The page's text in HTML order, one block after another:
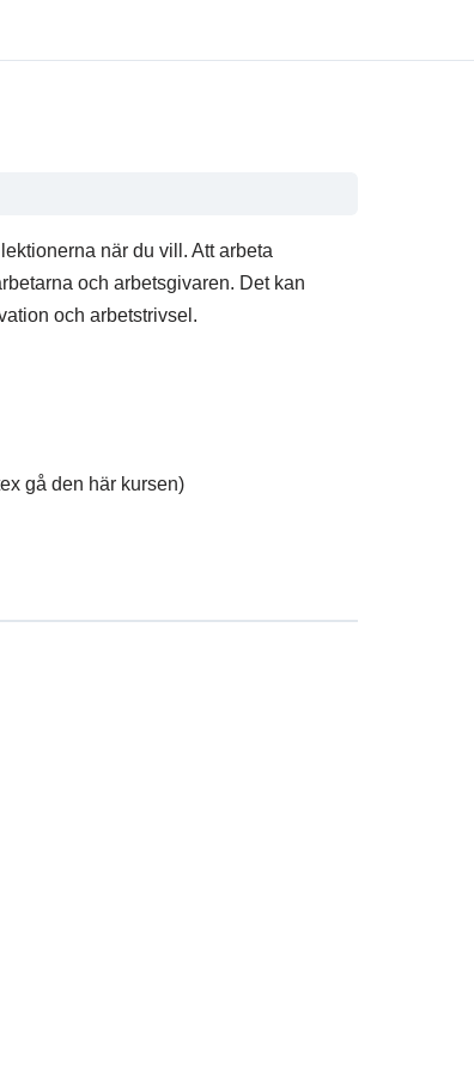
när du vill. Att arbeta
och arbetsgivaren. Det kan
och arbetstrivsel.
gå den här kursen)